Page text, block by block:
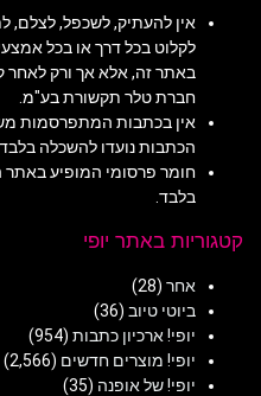
אין להעתיק, לשכפל, לצלם,
לקלוט בכל דרך או בכל
באתר זה, אלא אך ורק
חברת טלר תקשורת בע"מ.
אין בכתבות המתפרסמות
הכתבות נועדו להשכלה בלבד.
חומר פרסומי המופיע
בלבד.
קטגוריות באתר יופי
אחר (28)
ביוטי טיוב (36)
יופי! ארכיון כתבות (954)
יופי! מוצרים חדשים (2,566)
יופי! של אופנה (35)